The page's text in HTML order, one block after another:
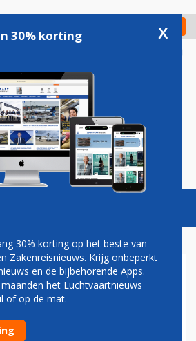
Check in
Podcasts Vacatures
STOPT
ALLE
30% korting x
30% korting op het beste van
Zakenreisnieuws. Krijg onbeperkt
en de bijbehorende Apps.
het Luchtvaartnieuws
of op de mat.